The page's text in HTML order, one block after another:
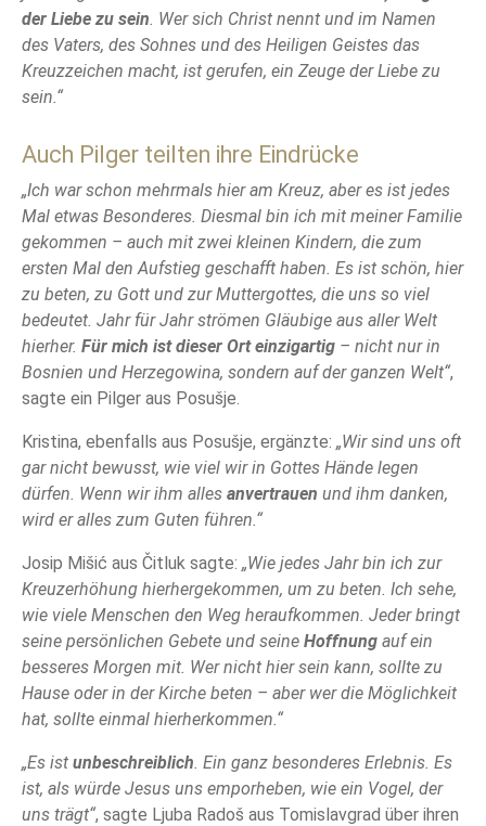
der Liebe zu sein. Wer sich Christ nennt und im Namen
des Vaters, des Sohnes und des Heiligen Geistes das
Kreuzzeichen macht, ist gerufen, ein Zeuge der Liebe zu
sein.“
Auch Pilger teilten ihre Eindrücke
„Ich war schon mehrmals hier am Kreuz, aber es ist jedes
Mal etwas Besonderes. Diesmal bin ich mit meiner Familie
gekommen – auch mit zwei kleinen Kindern, die zum
ersten Mal den Aufstieg geschafft haben. Es ist schön, hier
zu beten, zu Gott und zur Muttergottes, die uns so viel
bedeutet. Jahr für Jahr strömen Gläubige aus aller Welt
hierher. Für mich ist dieser Ort einzigartig – nicht nur in
Bosnien und Herzegowina, sondern auf der ganzen Welt“,
sagte ein Pilger aus Posušje.
Kristina, ebenfalls aus Posušje, ergänzte: „Wir sind uns oft
gar nicht bewusst, wie viel wir in Gottes Hände legen
dürfen. Wenn wir ihm alles anvertrauen und ihm danken,
wird er alles zum Guten führen.“
Josip Mišić aus Čitluk sagte: „Wie jedes Jahr bin ich zur
Kreuzerhöhung hierhergekommen, um zu beten. Ich sehe,
wie viele Menschen den Weg heraufkommen. Jeder bringt
seine persönlichen Gebete und seine Hoffnung auf ein
besseres Morgen mit. Wer nicht hier sein kann, sollte zu
Hause oder in der Kirche beten – aber wer die Möglichkeit
hat, sollte einmal hierherkommen.“
„Es ist unbeschreiblich. Ein ganz besonderes Erlebnis. Es
ist, als würde Jesus uns emporheben, wie ein Vogel, der
uns trägt“, sagte Ljuba Radoš aus Tomislavgrad über ihren